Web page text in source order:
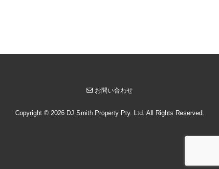
お問い合わせ
Copyright © 2026 DJ Smith Property Pty. Ltd. All Rights Reserved.